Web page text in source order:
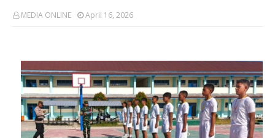
MEDIA ONLINE April 16, 2026